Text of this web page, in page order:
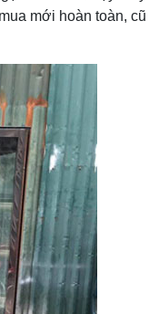
mới hoàn toàn, cũ